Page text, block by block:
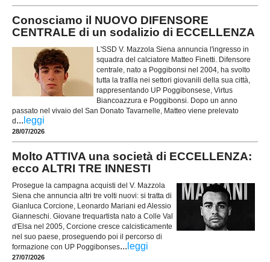
Conosciamo il NUOVO DIFENSORE
CENTRALE di un sodalizio di ECCELLENZA
L'SSD V. Mazzola Siena annuncia l'ingresso in
squadra del calciatore Matteo Finetti. Difensore
centrale, nato a Poggibonsi nel 2004, ha svolto
tutta la trafila nei settori giovanili della sua città,
rappresentando UP Poggibonsese, Virtus
Biancoazzura e Poggibonsi. Dopo un anno
passato nel vivaio del San Donato Tavarnelle, Matteo viene prelevato
d ... leggi
28/07/2026
Molto ATTIVA una società di ECCELLENZA:
ecco ALTRI TRE INNESTI
Prosegue la campagna acquisti del V. Mazzola
Siena che annuncia altri tre volti nuovi: si tratta di
Gianluca Corcione, Leonardo Mariani ed Alessio
Gianneschi. Giovane trequartista nato a Colle Val
d'Elsa nel 2005, Corcione cresce calcisticamente
nel suo paese, proseguendo poi il percorso di
formazione con UP Poggibonses... leggi
27/07/2026